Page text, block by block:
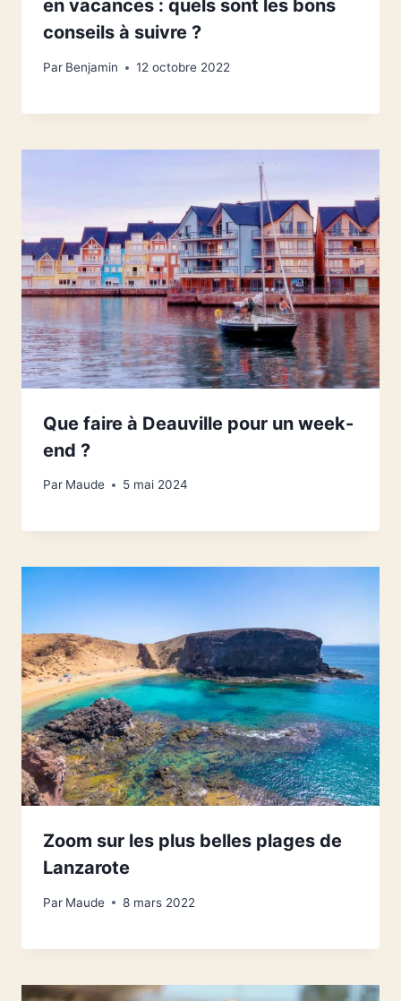
en vacances : quels sont les bons
conseils à suivre ?
Par Benjamin 12 octobre 2022
Que faire à Deauville pour un week-
end ?
Par Maude 5 mai 2024
Zoom sur les plus belles plages de
Lanzarote
Par Maude 8 mars 2022